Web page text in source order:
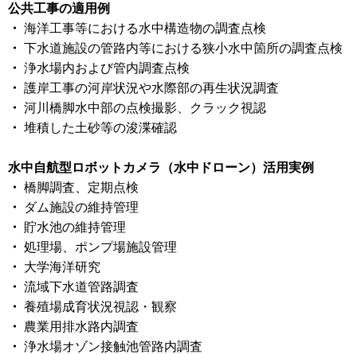
公共工事の適用例
・ 海洋工事等における水中構造物の調査点検
・ 下水道施設の管路内等における狭小水中箇所の調査点検
・ 浄水場内および管内調査点検
・ 護岸工事の河岸状況や水際部の再生状況調査
・ 河川橋脚水中部の点検撮影、クラック視認
・ 堆積した土砂等の浚渫確認
水中自航型ロボットカメラ（水中ドローン）活用実例
・ 橋脚調査、定期点検
・
ダム施設の維持管理
・ 貯水池の維持管理
・ 処理場、ポンプ場施設管理
・ 大学海洋研究
・ 流域下水道管路調査
・ 養殖場成育状況視認・観察
・ 農業用排水路内調査
・ 浄水場オゾン接触池管路内調査